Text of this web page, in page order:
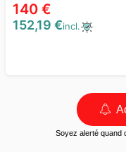
140 €
152,19 €incl.
Soyez alerté quand